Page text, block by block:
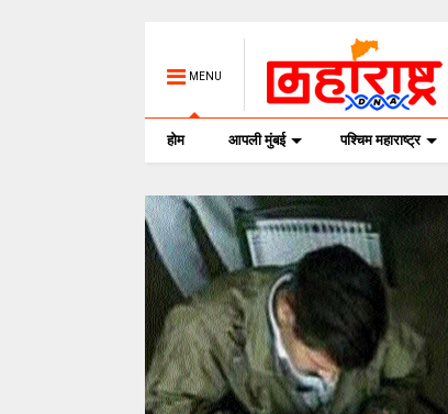
MENU
होम आपली मुंबई पश्चिम महाराष्ट्र